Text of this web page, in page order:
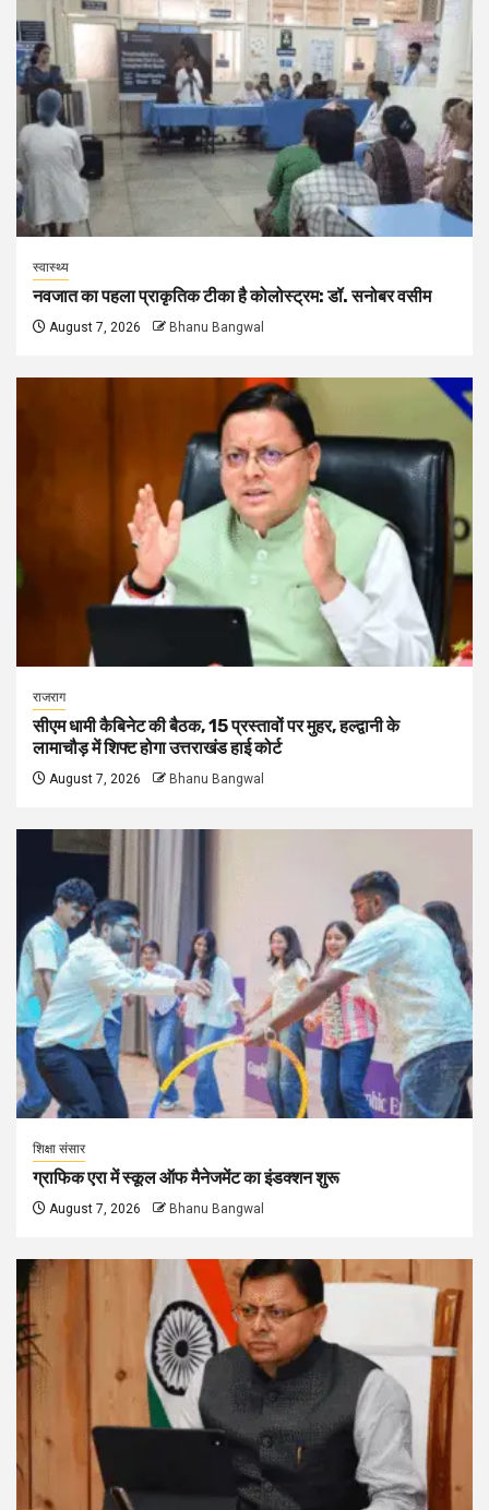
स्वास्थ्य
नवजात का पहला प्राकृतिक टीका है कोलोस्ट्रम: डॉ. सनोबर वसीम
August 7, 2026 Bhanu Bangwal
राजराग
सीएम धामी कैबिनेट की बैठक, 15 प्रस्तावों पर मुहर, हल्द्वानी के
लामाचौड़ में शिफ्ट होगा उत्तराखंड हाई कोर्ट
August 7, 2026 Bhanu Bangwal
शिक्षा संसार
ग्राफिक एरा में स्कूल ऑफ मैनेजमेंट का इंडक्शन शुरू
August 7, 2026 Bhanu Bangwal